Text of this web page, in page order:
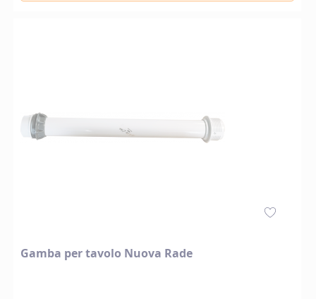
Gamba per tavolo Nuova Rade